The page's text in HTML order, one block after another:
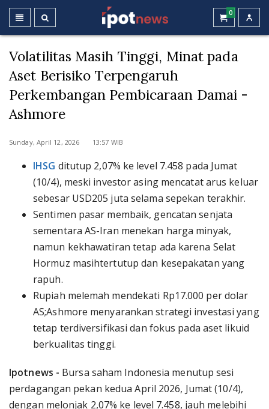
0
Volatilitas Masih Tinggi, Minat pada
Aset Berisiko Terpengaruh
Perkembangan Pembicaraan Damai -
Ashmore
Sunday, April 12, 2026 13:57 WIB
IHSG ditutup 2,07% ke level 7.458 pada Jumat
(10/4), meski investor asing mencatat arus keluar
sebesar USD205 juta selama sepekan terakhir.
Sentimen pasar membaik, gencatan senjata
sementara AS-Iran menekan harga minyak,
namun kekhawatiran tetap ada karena Selat
Hormuz masihtertutup dan kesepakatan yang
rapuh.
Rupiah melemah mendekati Rp17.000 per dolar
AS;Ashmore menyarankan strategi investasi yang
tetap terdiversifikasi dan fokus pada aset likuid
berkualitas tinggi.
Ipotnews - Bursa saham Indonesia menutup sesi
perdagangan pekan kedua April 2026, Jumat (10/4),
dengan melonjak 2,07% ke level 7.458, jauh melebihi